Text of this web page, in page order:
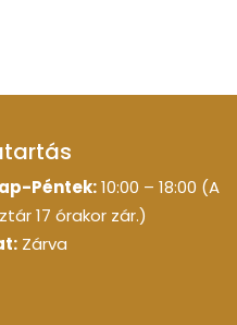
Péntek:10:00 – 18:00 (A
17 órakor zár.)
Zárva